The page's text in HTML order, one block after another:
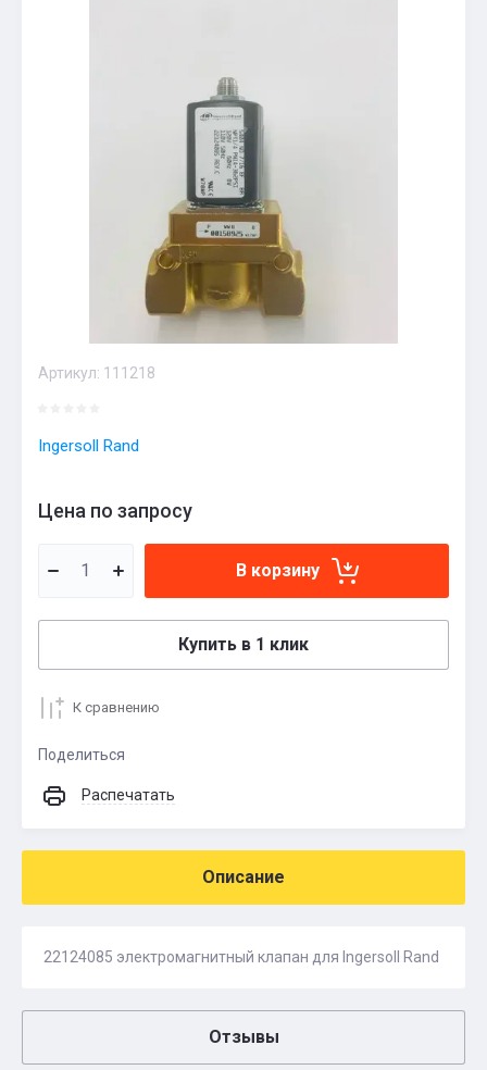
Артикул: 111218
Ingersoll Rand
Цена по запросу
В корзину
Купить в 1 клик
К сравнению
Поделиться
Распечатать
Описание
22124085 электромагнитный клапан для Ingersoll Rand
Отзывы